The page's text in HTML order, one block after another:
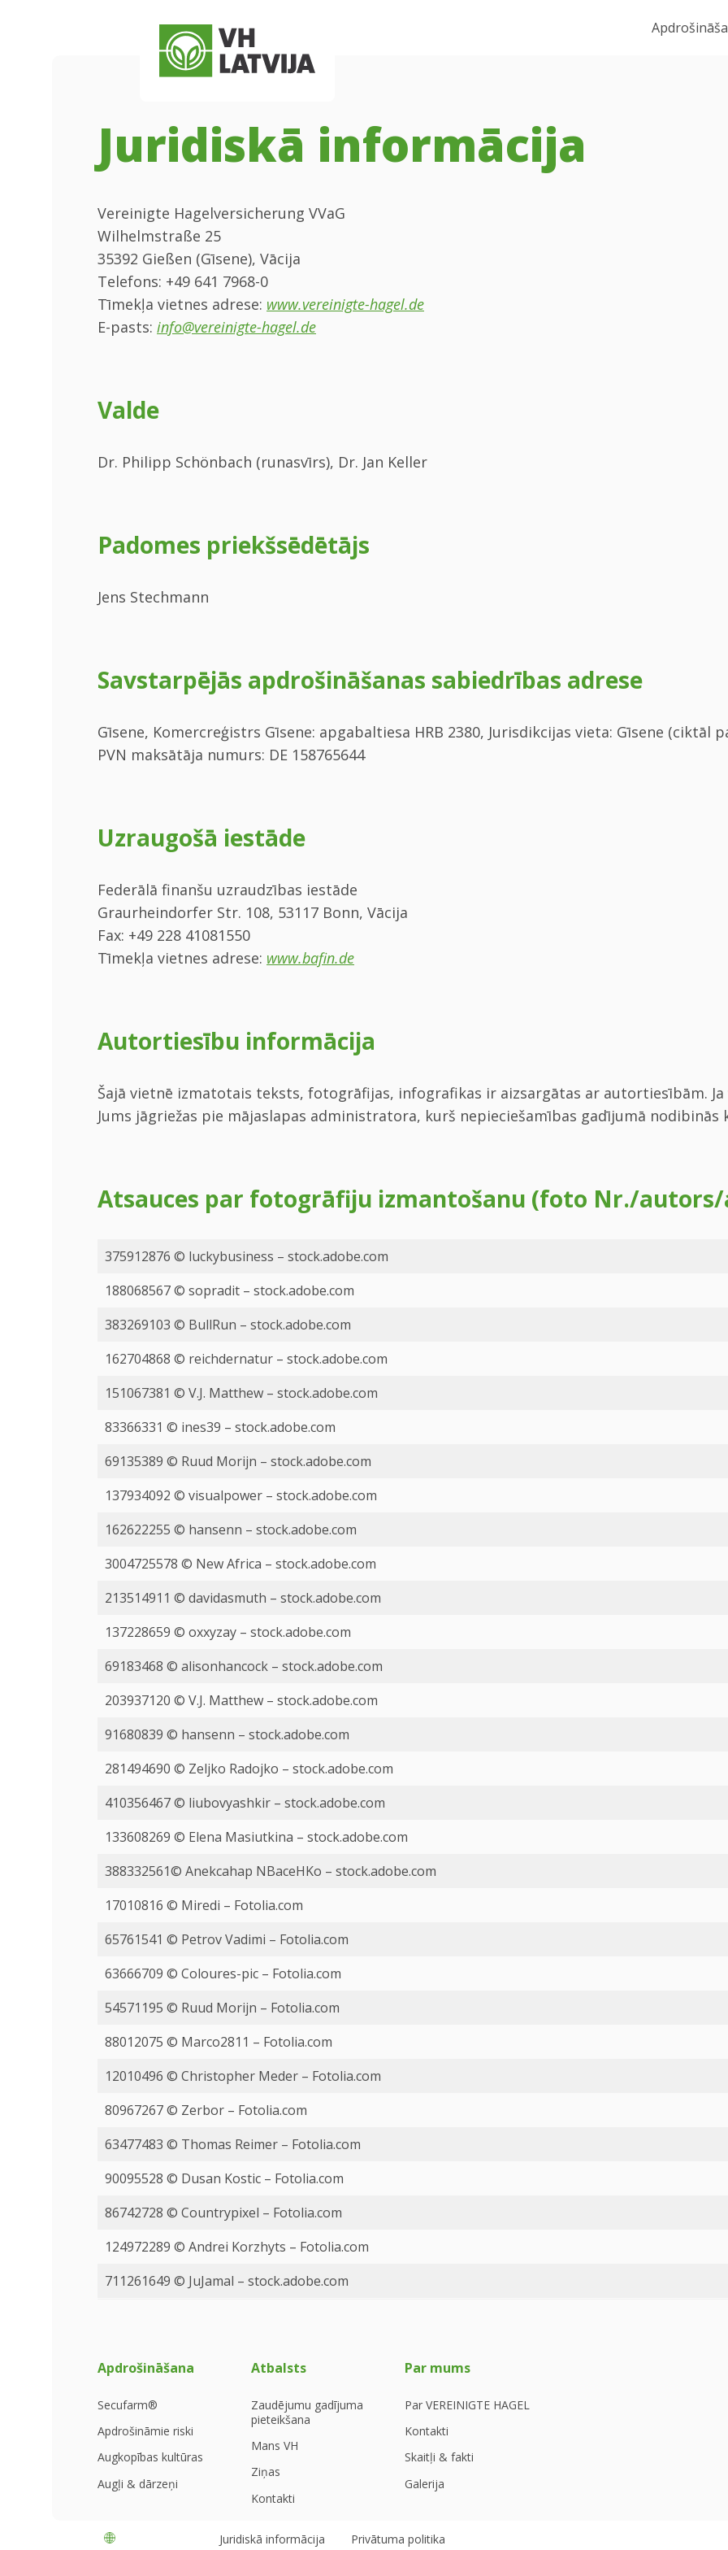
Juridiskā informācija
Vereinigte Hagelversicherung VVaG
Wilhelmstraße 25
35392 Gießen (Gīsene), Vācija
Telefons: +49 641 7968-0
Tīmekļa vietnes adrese: www.vereinigte-hagel.de
E-pasts: info@vereinigte-hagel.de
Valde
Dr. Philipp Schönbach (runasvīrs), Dr. Jan Keller
Padomes priekšsēdētājs
Jens Stechmann
Savstarpējās apdrošināšanas sabiedrības adrese
Gīsene, Komercreģistrs Gīsene: apgabaltiesa HRB 2380, Jurisdikcijas vieta: Gīsene (ciktāl
PVN maksātāja numurs: DE 158765644
Uzraugošā iestāde
Federālā finanšu uzraudzības iestāde
Graurheindorfer Str. 108, 53117 Bonn, Vācija
Fax: +49 228 41081550
Tīmekļa vietnes adrese: www.bafin.de
Autortiesību informācija
Šajā vietnē izmatotais teksts, fotogrāfijas, infografikas ir aizsargātas ar autortiesībām.
Jums jāgriežas pie mājaslapas administratora, kurš nepieciešamības gadījumā
Atsauces par fotogrāfiju izmantošanu (foto Nr./
375912876 © luckybusiness – stock.adobe.com
188068567 © sopradit – stock.adobe.com
383269103 © BullRun – stock.adobe.com
162704868 © reichdernatur – stock.adobe.com
151067381 © V.J. Matthew – stock.adobe.com
83366331 © ines39 – stock.adobe.com
69135389 © Ruud Morijn – stock.adobe.com
137934092 © visualpower – stock.adobe.com
162622255 © hansenn – stock.adobe.com
3004725578 © New Africa – stock.adobe.com
213514911 © davidasmuth – stock.adobe.com
137228659 © oxxyzay – stock.adobe.com
69183468 © alisonhancock – stock.adobe.com
203937120 © V.J. Matthew – stock.adobe.com
91680839 © hansenn – stock.adobe.com
281494690 © Zeljko Radojko – stock.adobe.com
410356467 © liubovyashkir – stock.adobe.com
133608269 © Elena Masiutkina – stock.adobe.com
388332561© Anekcahap NBaceHKo – stock.adobe.com
17010816 © Miredi – Fotolia.com
65761541 © Petrov Vadimi – Fotolia.com
63666709 © Coloures-pic – Fotolia.com
54571195 © Ruud Morijn – Fotolia.com
88012075 © Marco2811 – Fotolia.com
12010496 © Christopher Meder – Fotolia.com
80967267 © Zerbor – Fotolia.com
63477483 © Thomas Reimer – Fotolia.com
90095528 © Dusan Kostic – Fotolia.com
86742728 © Countrypixel – Fotolia.com
124972289 © Andrei Korzhyts – Fotolia.com
711261649 © JuJamal – stock.adobe.com
Apdrošināšana
Secufarm®
Apdrošināmie riski
Augkopības kultūras
Augļi & dārzeņi
Atbalsts
Zaudējumu gadījuma
pieteikšana
Mans VH
Ziņas
Kontakti
Par mums
Par VEREINIGTE HAGEL
Kontakti
Skaitļi & fakti
Galerija
Juridiskā informācija Privātuma politika